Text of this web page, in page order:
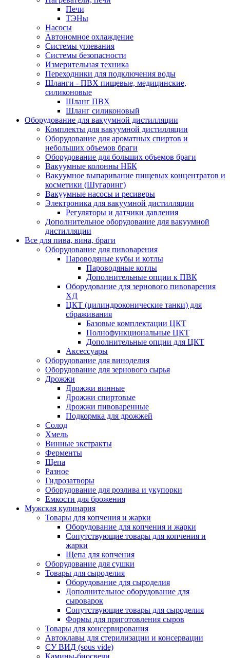
Печи
ТЭНы
Насосы
Автономное охлаждение
Системы углевания
Системы безопасности
Измерительная техника
Переходники для подключения воды
Шланги - ПВХ пищевые, медицинские,
силиконовые
Шланг ПВХ
Шланг силиконовый
Оборудование для вакуумной дистилляции
Комплекты для вакуумной дистилляции
Оборудование для ароматных спиртов и
небольших объемов браги
Оборудование для больших объемов браги
Вакуумные колонны НБК
Вакуумное выпаривание пищевых концентратов и
косметики (Шугаринг)
Вакуумные насосы и ресиверы
Электроника для вакуумной дистилляции
Регуляторы и датчики давления
Дополнительное оборудование для вакуумной
дистилляции
Все для пива, вина, браги
Оборудование для пивоварения
Пароводяные кубы и котлы
Пароводяные котлы
Дополнительные опции к ПВК
Оборудование для зернового пивоварения
ХД
ЦКТ (цилиндроконические танки) для
сбраживания
Базовые комплектации ЦКТ
Полнофункциональные ЦКТ
Дополнительные опции для ЦКТ
Аксессуары
Оборудование для виноделия
Оборудование для зернового сырья
Дрожжи
Дрожжи винные
Дрожжи спиртовые
Дрожжи пивоваренные
Подкормка для дрожжей
Солод
Хмель
Винные экстракты
Ферменты
Щепа
Разное
Гидрозатворы
Оборудование для розлива и укупорки
Емкости для брожения
Мужская кулинария
Товары для копчения и жарки
Оборудование для копчения и жарки
Сопутствующие товары для копчения и
жарки
Щепа для копчения
Оборудование для сушки
Товары для сыроделия
Оборудование для сыроделия
Дополнительное оборудование для
сыроварок
Сопутствующие товары для сыроделия
Формы для приготовления сыров
Товары для консервирования
Автоклавы для стерилизации и консервации
СУ ВИД (sous vide)
Камины-биосвечи